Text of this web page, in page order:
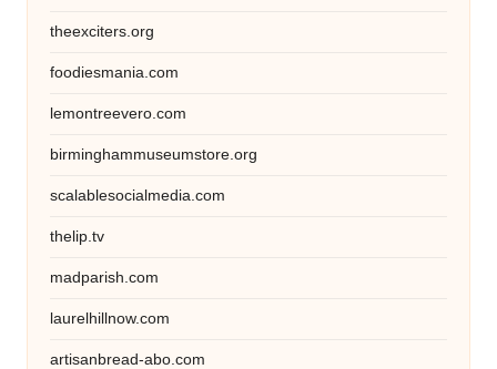
theexciters.org
foodiesmania.com
lemontreevero.com
birminghammuseumstore.org
scalablesocialmedia.com
thelip.tv
madparish.com
laurelhillnow.com
artisanbread-abo.com